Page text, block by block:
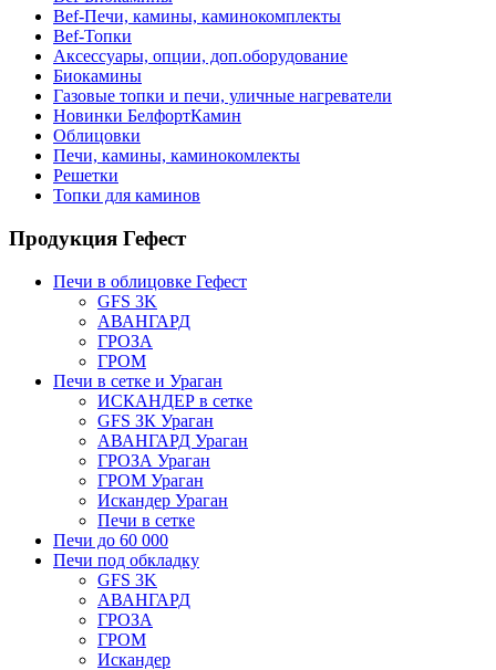
Bef-Печи, камины, каминокомплекты
Bef-Топки
Аксессуары, опции, доп.оборудование
Биокамины
Газовые топки и печи, уличные нагреватели
Новинки БелфортКамин
Облицовки
Печи, камины, каминокомлекты
Решетки
Топки для каминов
Продукция Гефест
Печи в облицовке Гефест
GFS 3K
АВАНГАРД
ГРОЗА
ГРОМ
Печи в сетке и Ураган
ИСКАНДЕР в сетке
GFS ЗК Ураган
АВАНГАРД Ураган
ГРОЗА Ураган
ГРОМ Ураган
Искандер Ураган
Печи в сетке
Печи до 60 000
Печи под обкладку
GFS 3K
АВАНГАРД
ГРОЗА
ГРОМ
Искандер